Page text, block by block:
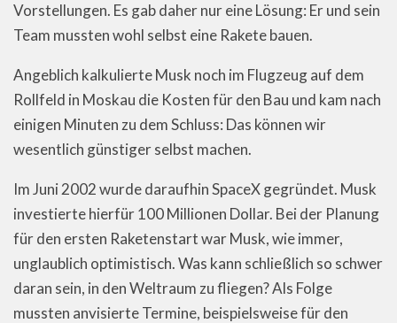
Vorstellungen. Es gab daher nur eine Lösung: Er und sein
Team mussten wohl selbst eine Rakete bauen.
Angeblich kalkulierte Musk noch im Flugzeug auf dem
Rollfeld in Moskau die Kosten für den Bau und kam nach
einigen Minuten zu dem Schluss: Das können wir
wesentlich günstiger selbst machen.
Im Juni 2002 wurde daraufhin SpaceX gegründet. Musk
investierte hierfür 100 Millionen Dollar. Bei der Planung
für den ersten Raketenstart war Musk, wie immer,
unglaublich optimistisch. Was kann schließlich so schwer
daran sein, in den Weltraum zu fliegen? Als Folge
mussten anvisierte Termine, beispielsweise für den